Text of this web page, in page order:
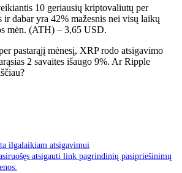
10 geriausių kriptovaliutų per
ir dabar yra 42% mažesnis nei visų laikų
mėn. (ATH) – 3,65 USD.
pastarąjį mėnesį, XRP rodo atsigavimo
2 savaites išaugo 9%. Ar Ripple
ilgalaikiam atsigavimui
atsigauti link pagrindinių pasipriešinimų